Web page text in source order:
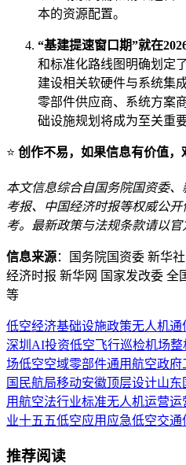
本的资源配置。
“基建提速窗口期”就在
和标准化路线图明确划定
建设相关软硬件与系统集
零部件供应商、系统方案
础设施规划将成为至关重
⭐ 创作不易，如果信息有价值，
本文信息综合自国务院国资委
考报、中国经济时报等权威公
考。最新政策与法规条款请以官
信息来源：国务院国资委 新华
经济时报 新华网 国家发改委 全
等
低空经济基础设施政策无人机通
深圳 AI投资低空飞行巡检机场整
场低空空域零部件通用航空政府
国民航局移动安徽顶层设计山东
用航空法行业标准无人机运营运
业十五五低空应用 应急低空交通
推荐阅读